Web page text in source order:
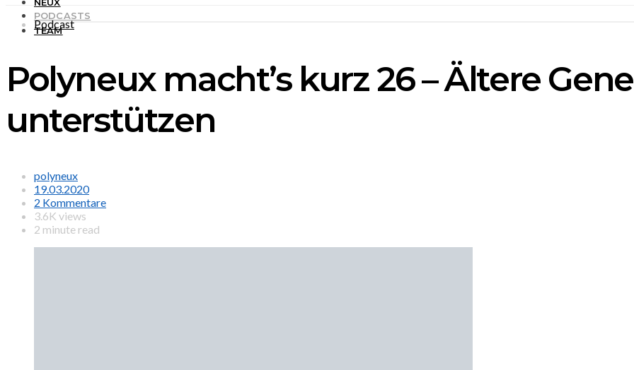
PODCASTS
TEAM
Podcast
Polyneux macht’s kurz 26 – Ältere
unterstützen
polyneux
19.03.2020
2 Kommentare
3.6K views
2 minute read